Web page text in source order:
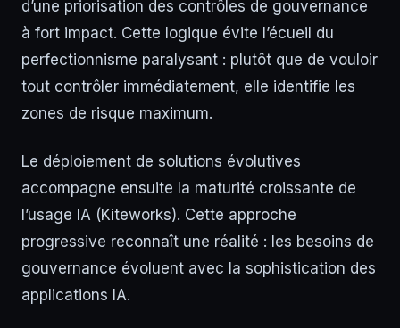
d’une priorisation des contrôles de gouvernance
à fort impact. Cette logique évite l’écueil du
perfectionnisme paralysant : plutôt que de vouloir
tout contrôler immédiatement, elle identifie les
zones de risque maximum.
Le déploiement de solutions évolutives
accompagne ensuite la maturité croissante de
l’usage IA (Kiteworks). Cette approche
progressive reconnaît une réalité : les besoins de
gouvernance évoluent avec la sophistication des
applications IA.